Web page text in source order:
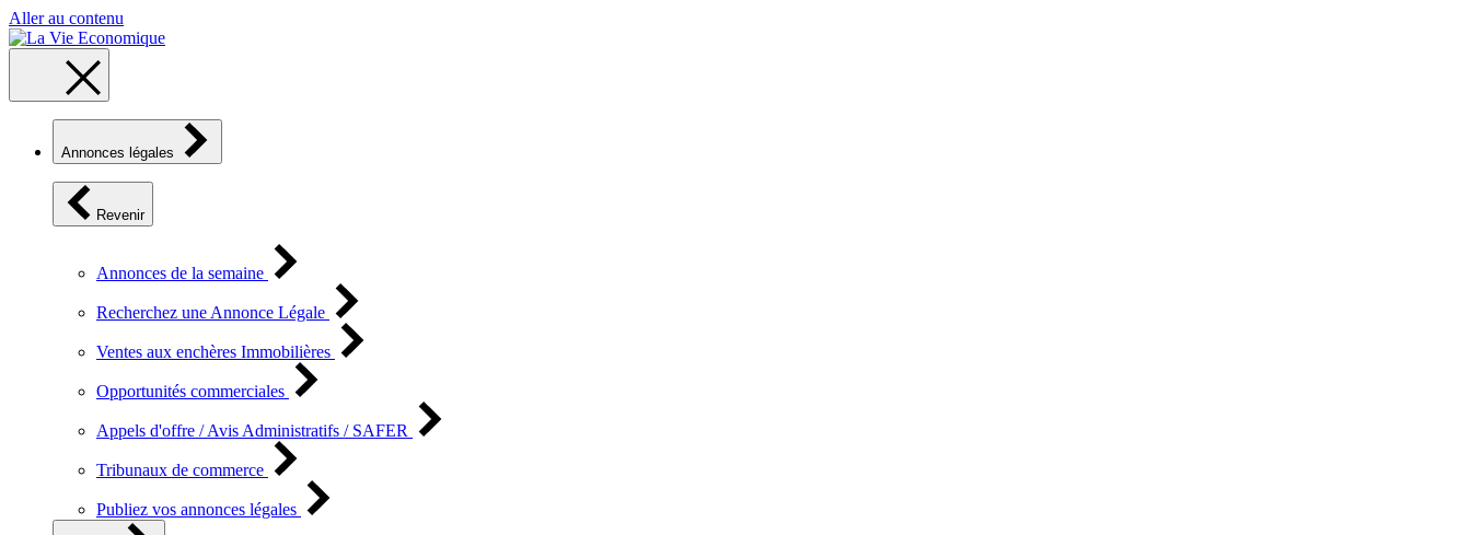
Aller au contenu
Annonces légales
Revenir
Annonces de la semaine
Recherchez une Annonce Légale
Ventes aux enchères Immobilières
Opportunités commerciales
Appels d'offre / Avis Administratifs / SAFER
Tribunaux de commerce
Publiez vos annonces légales